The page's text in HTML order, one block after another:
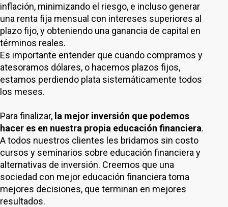
inflación, minimizando el riesgo, e incluso generar
una renta fija mensual con intereses superiores al
plazo fijo, y obteniendo una ganancia de capital en
términos reales.
Es importante entender que cuando compramos y
atesoramos dólares, o hacemos plazos fijos,
estamos perdiendo plata sistemáticamente todos
los meses.
Para finalizar, la mejor inversión que podemos
hacer es en nuestra propia educación financiera.
A todos nuestros clientes les bridamos sin costo
cursos y seminarios sobre educación financiera y
alternativas de inversión. Creemos que una
sociedad con mejor educación financiera toma
mejores decisiones, que terminan en mejores
resultados.